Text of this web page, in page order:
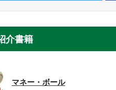
介書籍
マネー・ボール